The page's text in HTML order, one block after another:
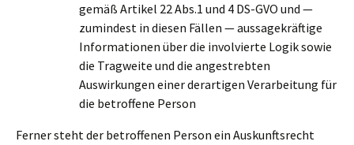
gemäß Artikel 22 Abs.1 und 4 DS-GVO und —
zumindest in diesen Fällen — aussagekräftige
Informationen über die involvierte Logik sowie
die Tragweite und die angestrebten
Auswirkungen einer derartigen Verarbeitung für
die betroffene Person
Ferner steht der betroffenen Person ein Auskunftsrecht